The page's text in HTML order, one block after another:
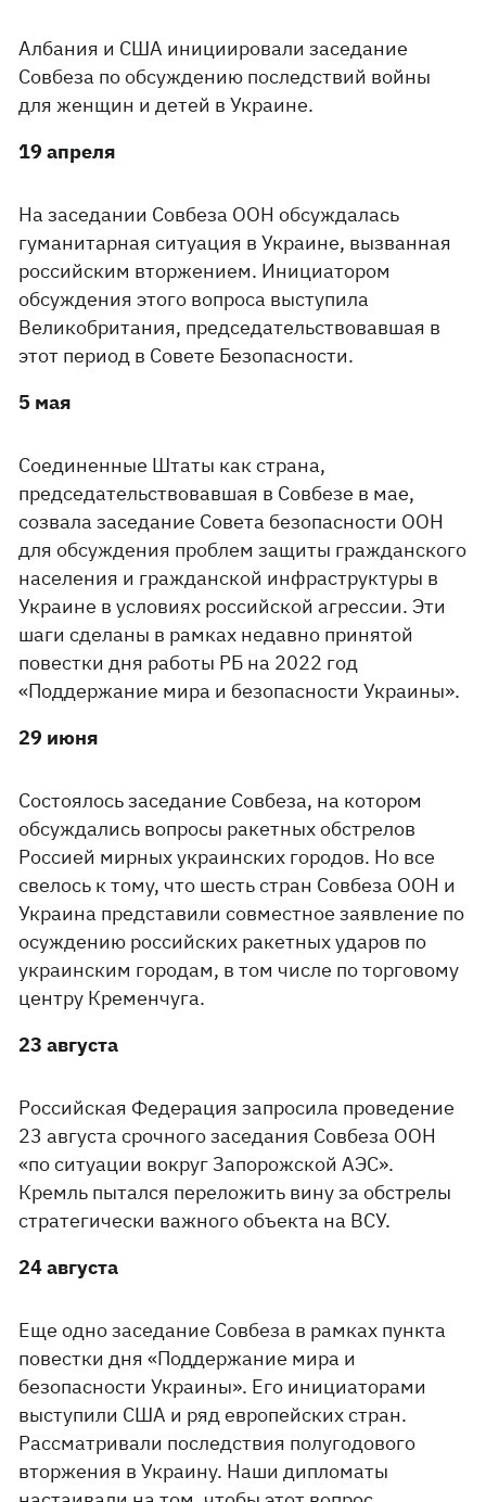
Албания и США инициировали заседание
Совбеза по обсуждению последствий войны
для женщин и детей в Украине.
19 апреля
На заседании Совбеза ООН обсуждалась
гуманитарная ситуация в Украине, вызванная
российским вторжением. Инициатором
обсуждения этого вопроса выступила
Великобритания, председательствовавшая в
этот период в Совете Безопасности.
5 мая
Соединенные Штаты как страна,
председательствовавшая в Совбезе в мае,
созвала заседание Совета безопасности ООН
для обсуждения проблем защиты гражданского
населения и гражданской инфраструктуры в
Украине в условиях российской агрессии. Эти
шаги сделаны в рамках недавно принятой
повестки дня работы РБ на 2022 год
«Поддержание мира и безопасности Украины».
29 июня
Состоялось заседание Совбеза, на котором
обсуждались вопросы ракетных обстрелов
Россией мирных украинских городов. Но все
свелось к тому, что шесть стран Совбеза ООН и
Украина представили совместное заявление по
осуждению российских ракетных ударов по
украинским городам, в том числе по торговому
центру Кременчуга.
23 августа
Российская Федерация запросила проведение
23 августа срочного заседания Совбеза ООН
«по ситуации вокруг Запорожской АЭС».
Кремль пытался переложить вину за обстрелы
стратегически важного объекта на ВСУ.
24 августа
Еще одно заседание Совбеза в рамках пункта
повестки дня «Поддержание мира и
безопасности Украины». Его инициаторами
выступили США и ряд европейских стран.
Рассматривали последствия полугодового
вторжения в Украину. Наши дипломаты